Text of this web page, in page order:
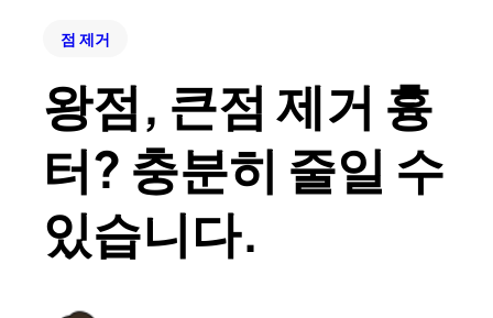
점 제거
왕점, 큰점 제거 흉
터? 충분히 줄일 수
있습니다.